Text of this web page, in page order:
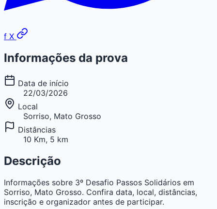
f X
Informações da prova
Data de início
22/03/2026
Local
Sorriso, Mato Grosso
Distâncias
10 Km, 5 km
Descrição
Informações sobre 3º Desafio Passos Solidários em
Sorriso, Mato Grosso. Confira data, local, distâncias,
inscrição e organizador antes de participar.